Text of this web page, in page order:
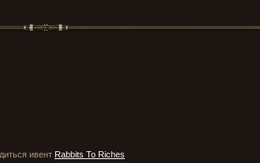
ивент Rabbits To Riches